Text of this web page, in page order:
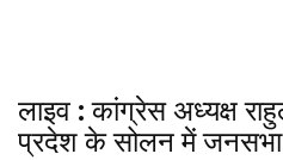
लाइव : कांग्रेस अध्यक्ष
प्रदेश के सोलन में जनसभा